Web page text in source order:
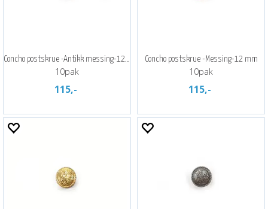
Concho postskrue -Antikk messing-12 mm
10pak
115,-
Concho postskrue -Messing-12 mm
10pak
115,-